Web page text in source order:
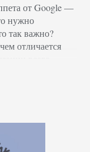
от Google —
нужно
так важно?
отличается
всего
SEO Когда
вашего сайта, вы